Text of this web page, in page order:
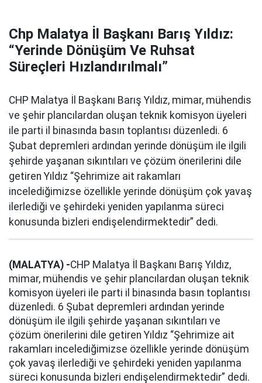
Chp Malatya İl Başkanı Barış Yıldız:
“Yerinde Dönüşüm Ve Ruhsat
Süreçleri Hızlandırılmalı”
CHP Malatya İl Başkanı Barış Yıldız, mimar, mühendis
ve şehir plancılardan oluşan teknik komisyon üyeleri
ile parti il binasında basın toplantısı düzenledi. 6
Şubat depremleri ardından yerinde dönüşüm ile ilgili
şehirde yaşanan sıkıntıları ve çözüm önerilerini dile
getiren Yıldız “Şehrimize ait rakamları
incelediğimizse özellikle yerinde dönüşüm çok yavaş
ilerlediği ve şehirdeki yeniden yapılanma süreci
konusunda bizleri endişelendirmektedir” dedi.
(MALATYA) -CHP Malatya İl Başkanı Barış Yıldız,
mimar, mühendis ve şehir plancılardan oluşan teknik
komisyon üyeleri ile parti il binasında basın toplantısı
düzenledi. 6 Şubat depremleri ardından yerinde
dönüşüm ile ilgili şehirde yaşanan sıkıntıları ve
çözüm önerilerini dile getiren Yıldız “Şehrimize ait
rakamları incelediğimizse özellikle yerinde dönüşüm
çok yavaş ilerlediği ve şehirdeki yeniden yapılanma
süreci konusunda bizleri endişelendirmektedir” dedi.